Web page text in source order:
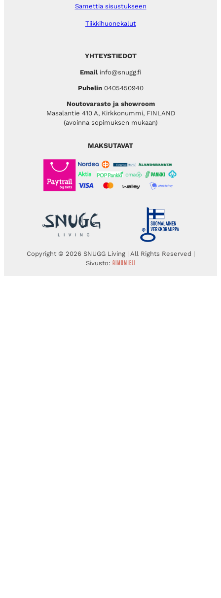
YHTEYSTIEDOT
Emailinfo@snugg.fi
Puhelin 0405450940
Noutovarasto ja showroom
Masalantie 410 A, Kirkkonummi, FINLAND
(avoinna sopimuksen mukaan)
Samettia sisustukseen
Tiikkihuonekalut
MAKSUTAVAT
Copyright © 2026 SNUGG Living | All Rights Reserved |
Sivusto: